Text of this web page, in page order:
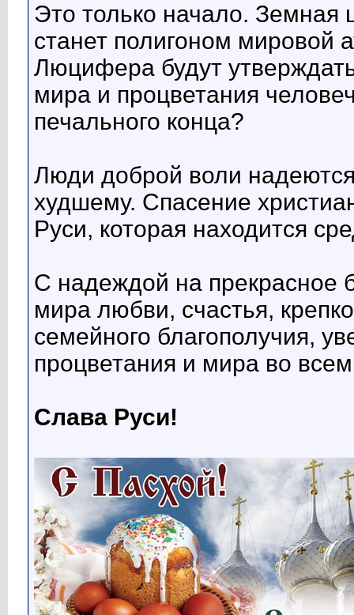
Это только начало.
станет полигоном мировой
Люцифера будут
мира и процветания
печального конца?
Люди доброй воли
худшему. Спасение
Руси, которая находится
С надеждой на
мира любви, счастья,
семейного благополучия,
процветания и мира во
Слава Руси!